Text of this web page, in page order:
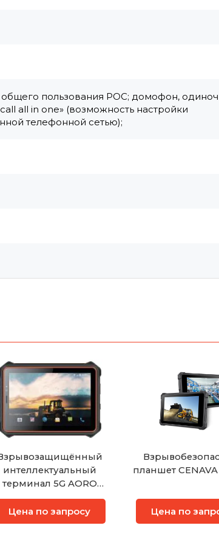
пользования POC; домофон,
all in one» (возможность настройки
телефонной сетью);
интеллектуальный
терминал 5G AORO
P10000
Цена по запросу
планшет
Цена по